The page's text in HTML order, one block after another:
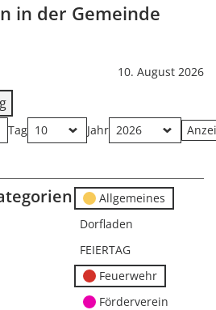
in der Gemeinde
10. August 2026
Tag Jahr
Allgemeines
Dorfladen
FEIERTAG
Feuerwehr
Förderverein